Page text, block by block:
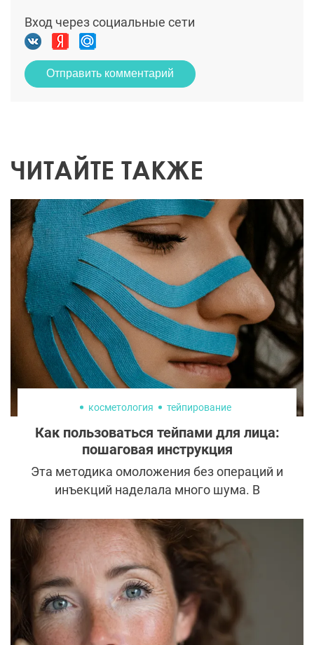
Вход через социальные сети
Отправить комментарий
ЧИТАЙТЕ ТАКЖЕ
косметология тейпирование
Как пользоваться тейпами для лица:
пошаговая инструкция
Эта методика омоложения без операций и
инъекций наделала много шума. В
чаще можно встретить девушек,
обклеенных цветными лентами, но есть ли
от этого эффект? Разбираемся, как
работает тейпирование и можно ли с его
помощью самостоятельно скинуть
несколько лет.